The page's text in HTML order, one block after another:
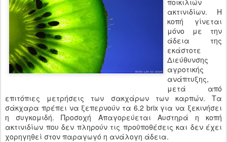
ποικιλιών
ακτινιδίων. Η
κοπή γίνεται
μόνο με την
άδεια της
εκάστοτε
Διεύθυνσης
αγροτικής
ανάπτυξης,
μετά από
επιτόπιες μετρήσεις των σακχάρων των καρπών. Τα
σάκχαρα πρέπει να ξεπερνούν τα 6.2 brix για να ξεκινήσει
η συγκομιδή. Προσοχή Απαγορεύεται Αυστηρά η κοπή
ακτινιδίων που δεν πληρούν τις προϋποθέσεις και δεν έχει
χορηγηθεί στον παραγωγό η ανάλογη άδεια.